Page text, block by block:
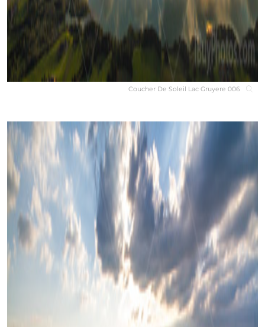
Coucher De Soleil Lac Gruyere 006